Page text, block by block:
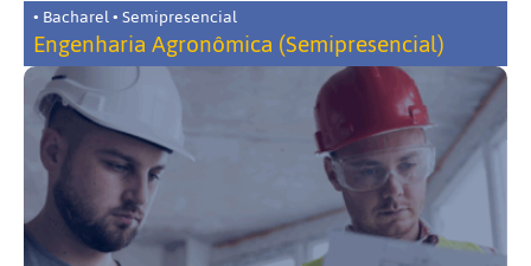
• Bacharel • Semipresencial
Engenharia Agronômica (Semipresencial)